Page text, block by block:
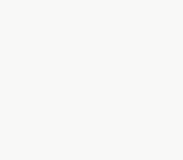
чтобы